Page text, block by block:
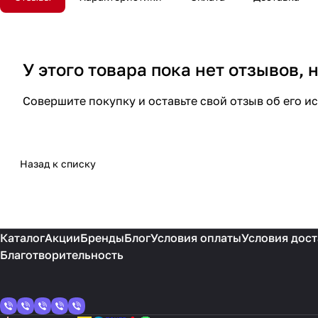
У этого товара пока нет
Совершите покупку и оставьте свой отзыв об его
Назад к списку
КаталогАкцииБрендыБлогУсловия оплатыУсловия
Благотворительность